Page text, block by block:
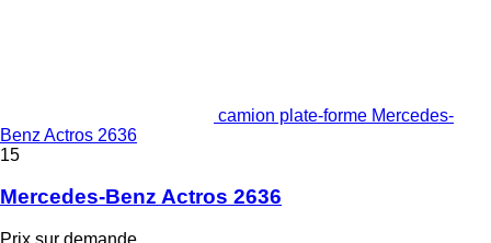
camion plate-forme Mercedes-
Benz Actros 2636
15
Mercedes-Benz Actros 2636
Prix sur demande